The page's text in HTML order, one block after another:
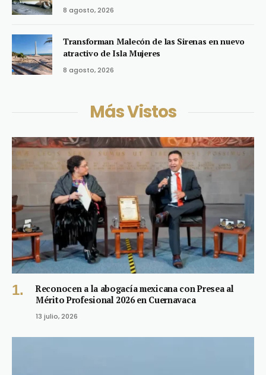
8 agosto, 2026
Transforman Malecón de las Sirenas en nuevo
atractivo de Isla Mujeres
8 agosto, 2026
Más Vistos
Reconocen a la abogacía mexicana con Presea al
Mérito Profesional 2026 en Cuernavaca
13 julio, 2026